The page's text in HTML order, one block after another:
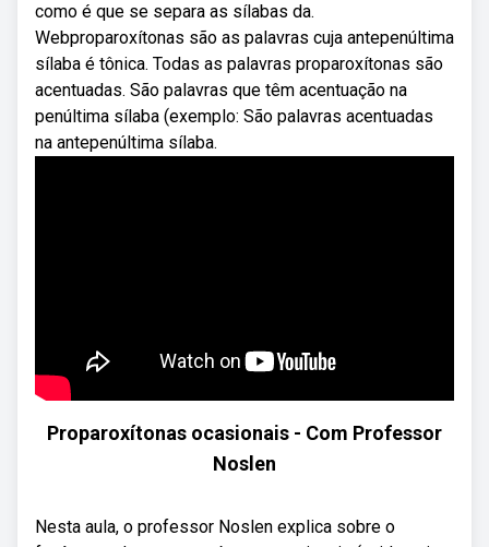
como é que se separa as sílabas da.
Webproparoxítonas são as palavras cuja antepenúltima
sílaba é tônica. Todas as palavras proparoxítonas são
acentuadas. São palavras que têm acentuação na
penúltima sílaba (exemplo: São palavras acentuadas
na antepenúltima sílaba.
Proparoxítonas ocasionais - Com Professor
Noslen
Nesta aula, o professor Noslen explica sobre o